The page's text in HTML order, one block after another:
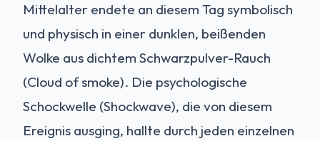
Mittelalter endete an diesem Tag symbolisch
und physisch in einer dunklen, beißenden
Wolke aus dichtem Schwarzpulver-Rauch
(Cloud of smoke). Die psychologische
Schockwelle (Shockwave), die von diesem
Ereignis ausging, hallte durch jeden einzelnen